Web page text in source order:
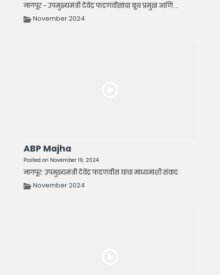
नागपूर - उपमुख्यमंत्री देवेंद्र फडणवीसांचा बूथ प्रमुख आणि ...
November 2024
ABP Majha
Posted on November 19, 2024
नागपूर: उपमुख्यमंत्री देवेंद्र फडणवीस यांचा माध्यमांशी संवाद:
November 2024